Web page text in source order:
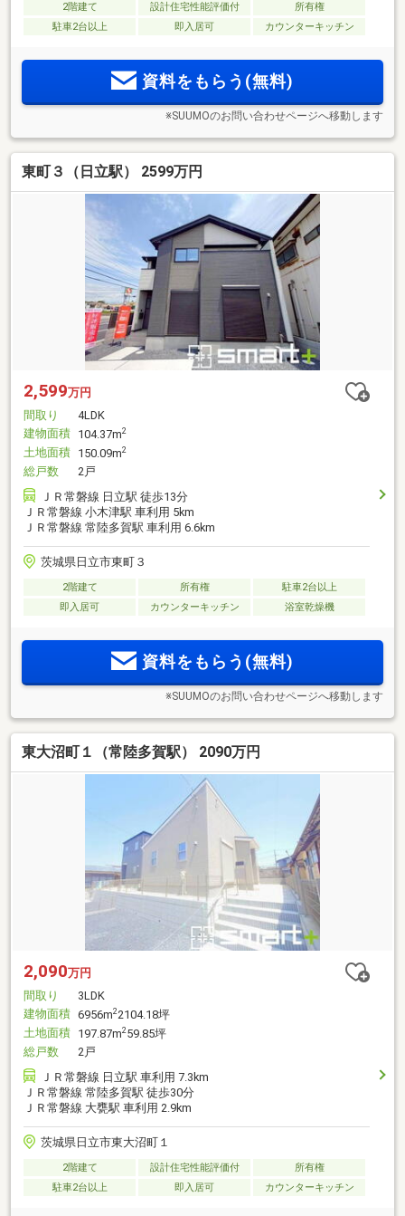
2階建て 設計住宅性能評価付
所有権
駐車2台以上
即入居可 カウンターキッチン
資料をもらう(無料)
※SUUMOのお問い合わせページへ移動します
東町３（日立駅） 2599万円
2,599万円
間取り
4LDK
建物面積 104.37m2
土地面積 150.09m2
総戸数
2戸
ＪＲ常磐線 日立駅 徒歩13分
ＪＲ常磐線 小木津駅 車利用 5km
ＪＲ常磐線 常陸多賀駅 車利用 6.6km
茨城県日立市東町３
2階建て 所有権
駐車2台以上
即入居可
カウンターキッチン 浴室乾燥機
資料をもらう(無料)
※SUUMOのお問い合わせページへ移動します
東大沼町１（常陸多賀駅） 2090万円
2,090万円
間取り
3LDK
建物面積 6956m22104.18坪
土地面積 197.87m2 59.85坪
総戸数
2戸
ＪＲ常磐線 日立駅 車利用 7.3km
ＪＲ常磐線 常陸多賀駅 徒歩30分
ＪＲ常磐線 大甕駅 車利用 2.9km
茨城県日立市東大沼町１
2階建て 設計住宅性能評価付
所有権
駐車2台以上
即入居可 カウンターキッチン